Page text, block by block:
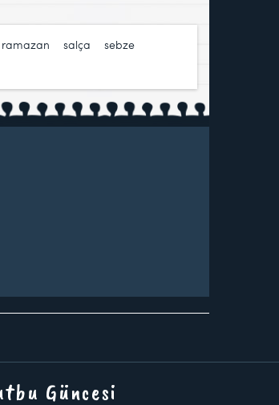
ramazan salça sebze
Güncesi